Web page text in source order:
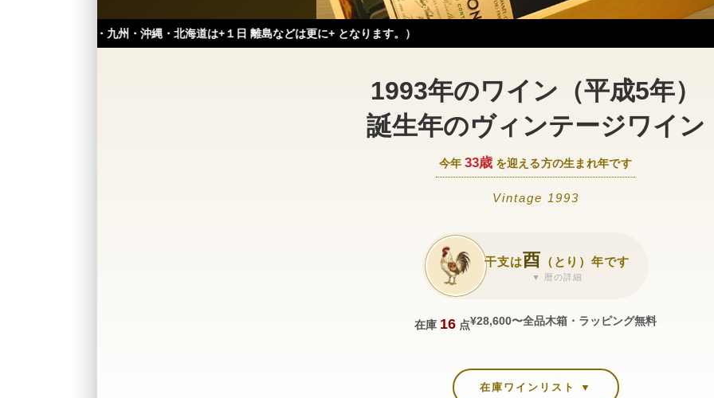
州・沖縄・北海道は+１日 離島などは更に+ となります。）
1993年のワイン（平成5年）
誕生年のヴィンテージワイン
今年 33歳 を迎える方の生まれ年です
Vintage 1993
干支は酉 （とり）年です
▼ 暦の詳細
在庫 16 点¥28,600〜全品木箱・ラッピング無料
在庫ワインリスト ▼